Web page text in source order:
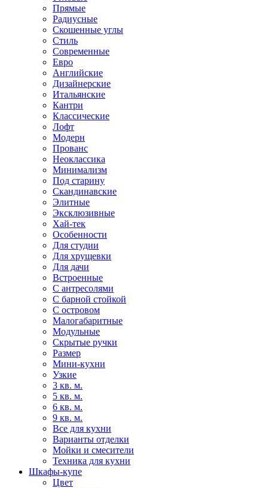
Прямые
Радиусные
Скошенные углы
Стиль
Современные
Евро
Английские
Дизайнерские
Итальянские
Кантри
Классические
Лофт
Модерн
Прованс
Неоклассика
Минимализм
Под старину
Скандинавские
Элитные
Эксклюзивные
Хай-тек
Особенности
Для студии
Для хрущевки
Для дачи
Встроенные
С антресолями
С барной стойкой
С островом
Малогабаритные
Модульные
Скрытые ручки
Размер
Мини-кухни
Узкие
3 кв. м.
5 кв. м.
6 кв. м.
9 кв. м.
Все для кухни
Варианты отделки
Мойки и смесители
Техника для кухни
Шкафы-купе
Цвет